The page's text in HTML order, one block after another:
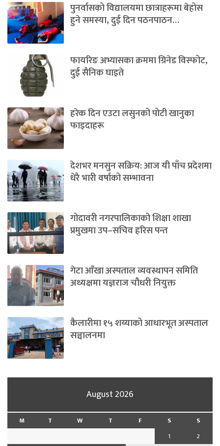
पुनर्वासको विद्यालयमा छात्राहरूमा बेहोस
हुने समस्या, दुई दिन पठनपाठन…
फायरिङ अभ्यासका क्रममा ग्रिनेड विस्फोट,
दुई सैनिक घाइते
हरेक दिन एउटा लसुनको पोटी खानुका
फाइदाहरू
देशभर मनसुन सक्रिय: आज यी पाँच प्रदेशमा
धेरै भारी वर्षाको सम्भावना
गोदावरी नगरपालिकाको शिक्षा शाखा
प्रमुखमा उप–सचिव हरिस पन्त
गेटा आँखा अस्पताल व्यवस्थापन समिति
अध्यक्षमा यज्ञराज चौधरी नियुक्त
कैलारीमा १५ शय्याको आधारभूत अस्पताल
सञ्चालनमा
August 2026
M T W T F S
S
1
2